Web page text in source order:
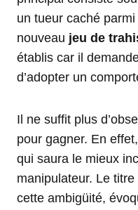
un tueur caché
nouveau jeu de
établis car il
d’adopter un
Il ne suffit plus
pour gagner. En
qui saura le mieux
manipulateur. Le
cette ambigüité,